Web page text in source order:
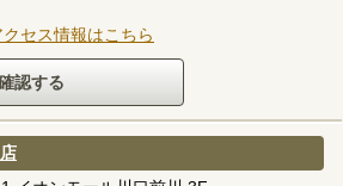
セス情報はこちら